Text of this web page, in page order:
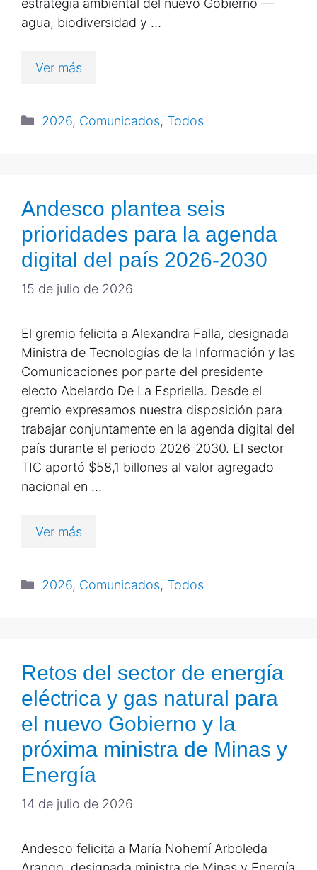
estrategia ambiental del nuevo Gobierno —
agua, biodiversidad y …
Ver más
2026, Comunicados, Todos
Andesco plantea seis
prioridades para la agenda
digital del país 2026-2030
15 de julio de 2026
El gremio felicita a Alexandra Falla, designada
Ministra de Tecnologías de la Información y las
Comunicaciones por parte del presidente
electo Abelardo De La Espriella. Desde el
gremio expresamos nuestra disposición para
trabajar conjuntamente en la agenda digital del
país durante el periodo 2026-2030. El sector
TIC aportó $58,1 billones al valor agregado
nacional en …
Ver más
2026, Comunicados, Todos
Retos del sector de energía
eléctrica y gas natural para
el nuevo Gobierno y la
próxima ministra de Minas y
Energía
14 de julio de 2026
Andesco felicita a María Nohemí Arboleda